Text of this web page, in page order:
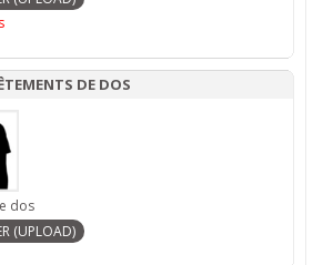
DE DOS
dos